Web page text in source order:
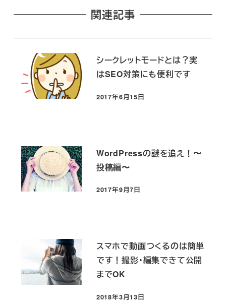
関連記事
シークレットモードとは？実
はSEO対策にも便利です
投稿日
2017年6月15日
WordPressの謎を追え！〜
投稿編〜
投稿日
2017年9月7日
スマホで動画つくるのは簡単
です！撮影・編集できて公開
までOK
投稿日
2018年3月13日